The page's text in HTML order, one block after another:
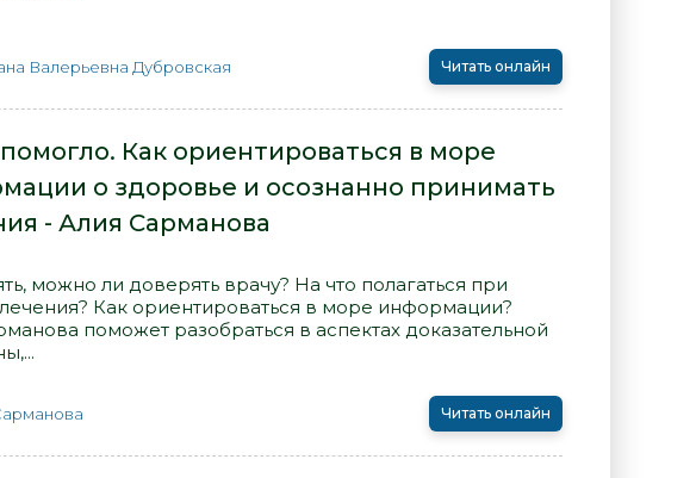
Валерьевна Дубровская Читать онлайн
Как ориентироваться в море
о здоровье и осознанно принимать
- Алия Сарманова
можно ли доверять врачу? На что полагаться при
Как ориентироваться в море информации?
поможет разобраться в аспектах доказательной
Читать онлайн